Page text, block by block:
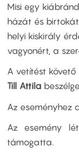
Misi egy
házát és
helyi kiskirály
vagyonért, a
A vetítést követő
Till Attila
Az eseményhez
Az esemény
támogatta.